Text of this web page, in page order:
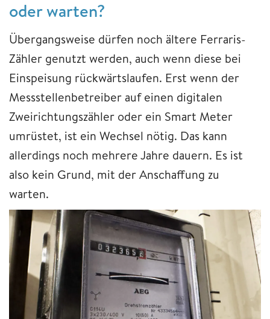
oder warten?
Übergangsweise dürfen noch ältere Ferraris-
Zähler genutzt werden, auch wenn diese bei
Einspeisung rückwärtslaufen. Erst wenn der
Messstellenbetreiber auf einen digitalen
Zweirichtungszähler oder ein Smart Meter
umrüstet, ist ein Wechsel nötig. Das kann
allerdings noch mehrere Jahre dauern. Es ist
also kein Grund, mit der Anschaffung zu
warten.